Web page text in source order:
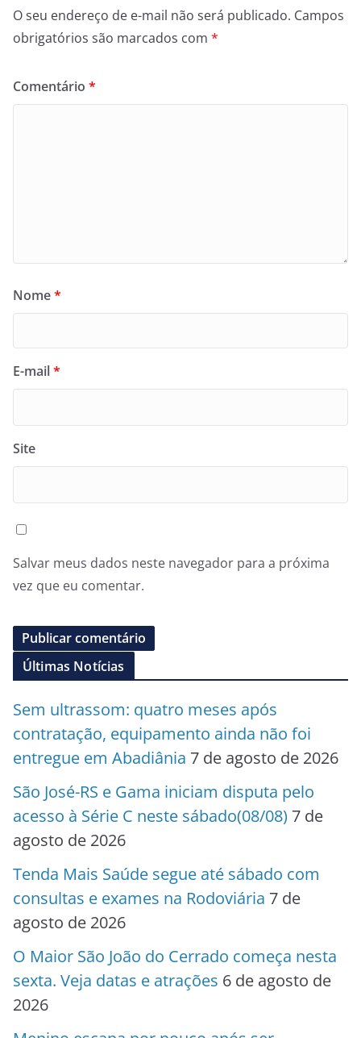
O seu endereço de e-mail não será publicado. Campos
obrigatórios são marcados com *
Comentário *
Nome*
E-mail*
Site
Salvar meus dados neste navegador para a próxima
vez que eu comentar.
Últimas Notícias
Sem ultrassom: quatro meses após
contratação, equipamento ainda não foi
entregue em Abadiânia 7 de agosto de 2026
São José-RS e Gama iniciam disputa pelo
acesso à Série C neste sábado(08/08) 7 de
agosto de 2026
Tenda Mais Saúde segue até sábado com
consultas e exames na Rodoviária 7 de
agosto de 2026
O Maior São João do Cerrado começa nesta
sexta. Veja datas e atrações 6 de agosto de
2026